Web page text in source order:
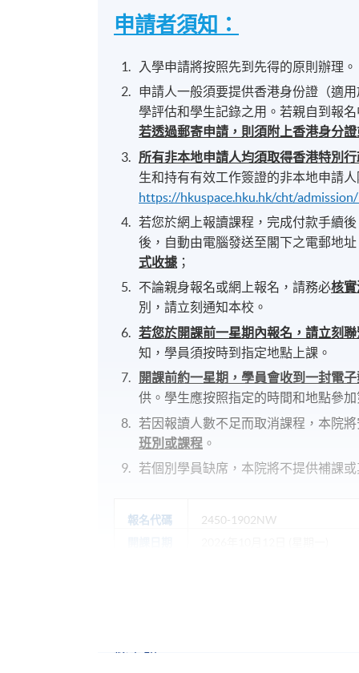
申請者須知：
入學申請將按照先到先得的原則辦理。
申請人一般須要提供香港身份證（適
學評估和學生記錄之用。若親自到報
若透過郵寄申請，則須附上香港身分
所有非本地申請人均須取得香港特別
生和持有有效工作簽證的非本地申請
https://hkuspace.hku.hk/cht/
若您於網上報讀課程，完成付款手續
後，自動由電腦發送至閣下之電郵地
式收據 ；
不論親身報名或網上報名，請務必核
別，請立刻通知本校。
若您於開課前一星期內報名，請立刻
知，學員須按時到指定地點上課。
開課前約一星期，學員會收到一封電
供。學生應按照指定的時間和地點參
若因報讀人數不足而取消課程，本院
班別或課程 。
若個別學員缺席，本院將不提供補課
報名代碼
2450-1902NW
修業期